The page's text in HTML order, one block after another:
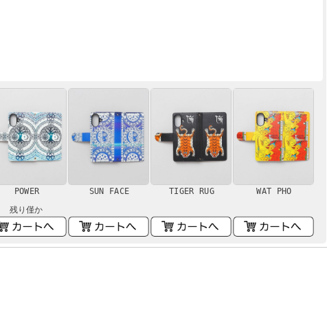
POWER
残り僅か
SUN FACE TIGER RUG WAT PHO